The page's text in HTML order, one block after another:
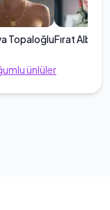
TopaloğluFırat
ünlüler